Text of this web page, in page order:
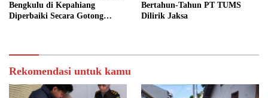
Bengkulu di Kepahiang
Diperbaiki Secara Gotong
Bertahun-Tahun PT TUMS
Dilirik Jaksa
Rekomendasi untuk kamu